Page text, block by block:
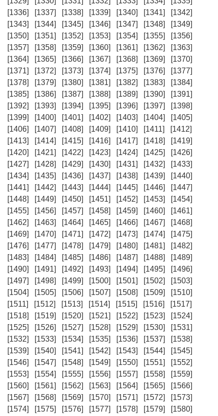
[1336]
[1337] [1338] [1339] [1340] [1341]
[1342]
[1343]
[1344] [1345] [1346] [1347] [1348]
[1349]
[1350]
[1351] [1352] [1353] [1354] [1355]
[1356]
[1357]
[1358] [1359] [1360] [1361] [1362]
[1363]
[1364]
[1365] [1366] [1367] [1368] [1369]
[1370]
[1371]
[1372] [1373] [1374] [1375] [1376]
[1377]
[1378]
[1379] [1380] [1381] [1382] [1383]
[1384]
[1385]
[1386] [1387] [1388] [1389] [1390]
[1391]
[1392]
[1393] [1394] [1395] [1396] [1397]
[1398]
[1399]
[1400] [1401] [1402] [1403] [1404]
[1405]
[1406]
[1407] [1408] [1409] [1410] [1411]
[1412]
[1413]
[1414] [1415] [1416] [1417] [1418]
[1419]
[1420]
[1421] [1422] [1423] [1424] [1425]
[1426]
[1427]
[1428] [1429] [1430] [1431] [1432]
[1433]
[1434]
[1435] [1436] [1437] [1438] [1439]
[1440]
[1441]
[1442] [1443] [1444] [1445] [1446]
[1447]
[1448]
[1449] [1450] [1451] [1452] [1453]
[1454]
[1455]
[1456] [1457] [1458] [1459] [1460]
[1461]
[1462]
[1463] [1464] [1465] [1466] [1467]
[1468]
[1469]
[1470] [1471] [1472] [1473] [1474]
[1475]
[1476]
[1477] [1478] [1479] [1480] [1481]
[1482]
[1483]
[1484] [1485] [1486] [1487] [1488]
[1489]
[1490]
[1491] [1492] [1493] [1494] [1495]
[1496]
[1497]
[1498] [1499] [1500] [1501] [1502]
[1503]
[1504]
[1505] [1506] [1507] [1508] [1509]
[1510]
[1511]
[1512] [1513] [1514] [1515] [1516]
[1517]
[1518]
[1519] [1520] [1521] [1522] [1523]
[1524]
[1525]
[1526] [1527] [1528] [1529] [1530]
[1531]
[1532]
[1533] [1534] [1535] [1536] [1537]
[1538]
[1539]
[1540] [1541] [1542] [1543] [1544]
[1545]
[1546]
[1547] [1548] [1549] [1550] [1551]
[1552]
[1553]
[1554] [1555] [1556] [1557] [1558]
[1559]
[1560]
[1561] [1562] [1563] [1564] [1565]
[1566]
[1567]
[1568] [1569] [1570] [1571] [1572]
[1573]
[1574]
[1575] [1576] [1577] [1578] [1579]
[1580]